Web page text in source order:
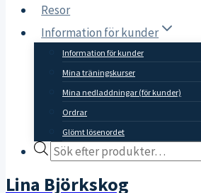
Resor
Information för kunder
Information för kunder
Mina träningskurser
Mina nedladdningar (för kunder)
Ordrar
Glömt lösenordet
Products
Lina Björkskog